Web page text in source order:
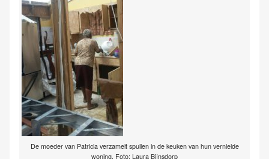
De moeder van Patricia verzamelt spullen in de keuken van hun vernielde
woning. Foto: Laura Bijnsdorp